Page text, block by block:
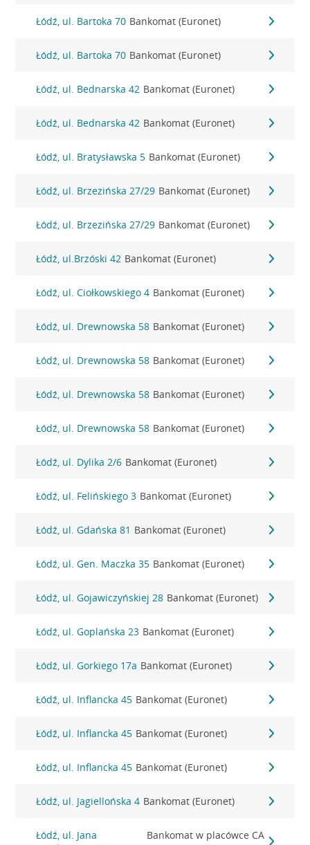
Łódź, ul. Bartoka 70 Bankomat (Euronet)
Łódź, ul. Bartoka 70 Bankomat (Euronet)
Łódź, ul. Bednarska 42 Bankomat (Euronet)
Łódź, ul. Bednarska 42 Bankomat (Euronet)
Łódź, ul. Bratysławska 5 Bankomat (Euronet)
Łódź, ul. Brzezińska 27/29 Bankomat (Euronet)
Łódź, ul. Brzezińska 27/29 Bankomat (Euronet)
Łódź, ul.Brzóski 42 Bankomat (Euronet)
Łódź, ul. Ciołkowskiego 4 Bankomat (Euronet)
Łódź, ul. Drewnowska 58 Bankomat (Euronet)
Łódź, ul. Drewnowska 58 Bankomat (Euronet)
Łódź, ul. Drewnowska 58 Bankomat (Euronet)
Łódź, ul. Drewnowska 58 Bankomat (Euronet)
Łódź, ul. Dylika 2/6 Bankomat (Euronet)
Łódź, ul. Felińskiego 3 Bankomat (Euronet)
Łódź, ul. Gdańska 81 Bankomat (Euronet)
Łódź, ul. Gen. Maczka 35 Bankomat (Euronet)
Łódź, ul. Gojawiczyńskiej 28 Bankomat (Euronet)
Łódź, ul. Goplańska 23 Bankomat (Euronet)
Łódź, ul. Gorkiego 17a Bankomat (Euronet)
Łódź, ul. Inflancka 45 Bankomat (Euronet)
Łódź, ul. Inflancka 45 Bankomat (Euronet)
Łódź, ul. Inflancka 45 Bankomat (Euronet)
Łódź, ul. Jagiellońska 4 Bankomat (Euronet)
Łódź, ul. Jana
Bankomat w placówce CA